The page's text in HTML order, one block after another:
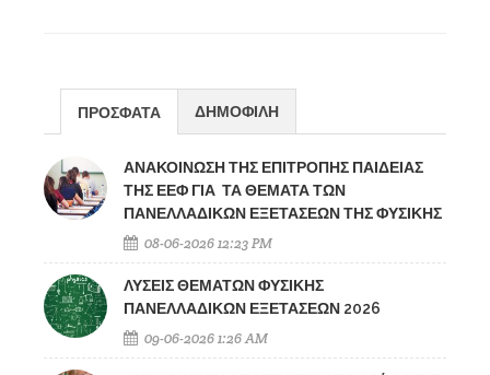
ΠΡΟΣΦΑΤΑ ΔΗΜΟΦΙΛΗ
ΑΝΑΚΟΙΝΩΣΗ ΤΗΣ ΕΠΙΤΡΟΠΗΣ ΠΑΙΔΕΙΑΣ
ΤΗΣ ΕΕΦ ΓΙΑ ΤΑ ΘΕΜΑΤΑ ΤΩΝ
ΠΑΝΕΛΛΑΔΙΚΩΝ ΕΞΕΤΑΣΕΩΝ ΤΗΣ ΦΥΣΙΚΗΣ
08-06-2026 12:23 PM
ΛΥΣΕΙΣ ΘΕΜΑΤΩΝ ΦΥΣΙΚΗΣ
ΠΑΝΕΛΛΑΔΙΚΩΝ ΕΞΕΤΑΣΕΩΝ 2026
09-06-2026 1:26 AM